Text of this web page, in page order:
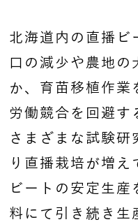
北海道内の直播ビ
口の減少や農地の
か、育苗移植作業
労働競合を回避す
さまざまな試験研
り直播栽培が増え
ビートの安定生産
料にて引き続き生